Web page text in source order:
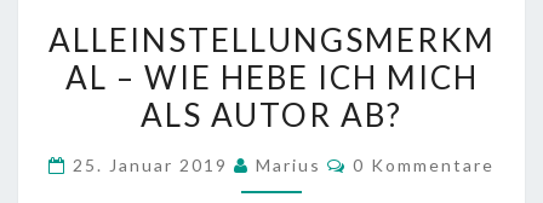
–
WIE
HEBE
MICH
ALLEINSTELLUNGSMERKM
AL – WIE HEBE ICH MICH
ALS AUTOR AB?
25. Januar 2019 Marius Kommentare
0 Kommentare